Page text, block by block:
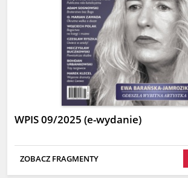
WPIS 09/2025 (e-wydanie)
ZOBACZ FRAGMENTY